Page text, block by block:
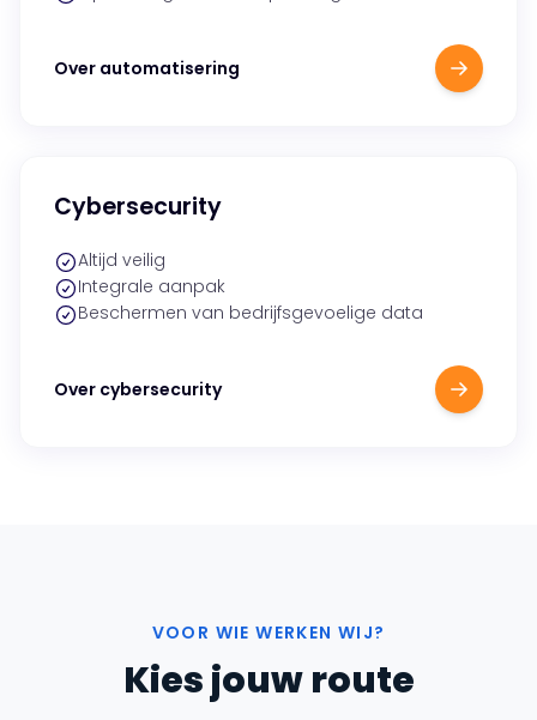
Over automatisering
Cybersecurity
Altijd veilig
Integrale aanpak
Beschermen van bedrijfsgevoelige data
Over cybersecurity
VOOR WIE WERKEN WIJ?
Kies jouw route